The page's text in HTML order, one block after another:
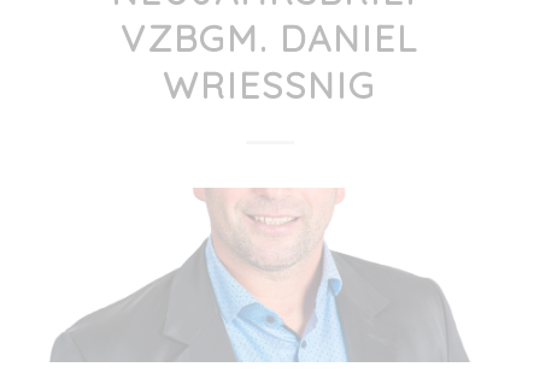
VZBGM. DANIEL
WRIESSNIG